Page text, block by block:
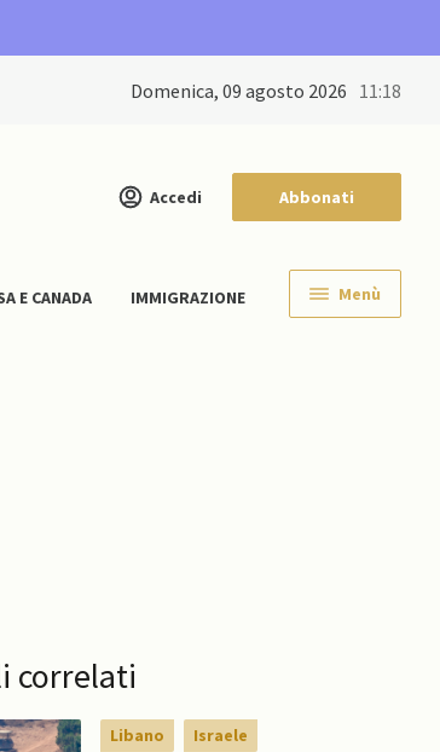
domenica, 09 agosto 2026 11:18
Accedi Abbonati
E CANADA IMMIGRAZIONE Menù
correlati
Libano Israele